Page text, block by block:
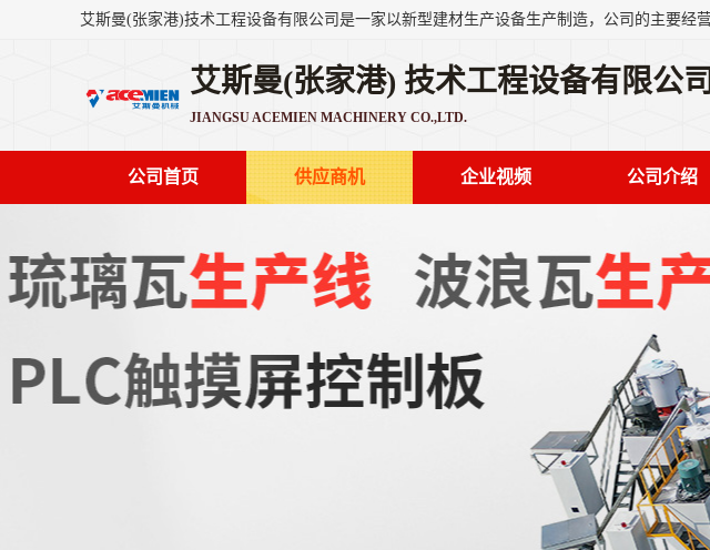
艾斯曼(张家港) 技术工程设备有限公司
JIANGSU ACEMIEN MACHINERY CO.,LTD.
公司首页 供应商机 企业视频 公司介绍